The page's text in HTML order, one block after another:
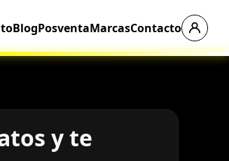
BlogPosventaMarcasContacto
y te